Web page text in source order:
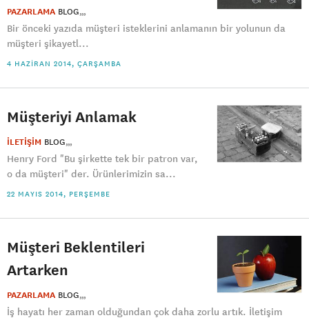
PAZARLAMA BLOG
Bir önceki yazıda müşteri isteklerini anlamanın bir yolunun da
müşteri şikayetl...
4 HAZIRAN 2014, ÇARŞAMBA
Müşteriyi Anlamak
İLETİŞİM BLOG
Henry Ford "Bu şirkette tek bir patron var,
o da müşteri" der. Ürünlerimizin sa...
22 MAYIS 2014, PERŞEMBE
Müşteri Beklentileri
Artarken
PAZARLAMA BLOG
İş hayatı her zaman olduğundan çok daha zorlu artık. İletişim